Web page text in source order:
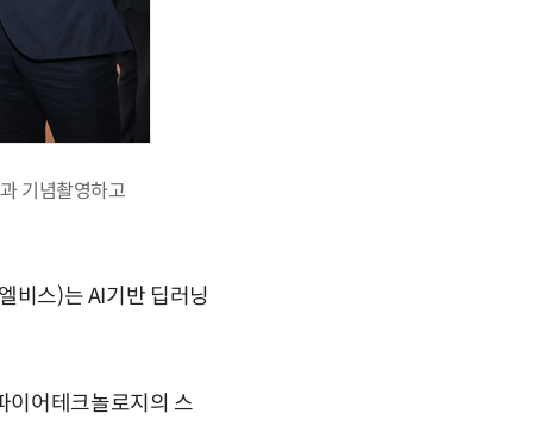
기념촬영하고
비스)는 AI기반 딥러닝
이어테크놀로지의 스